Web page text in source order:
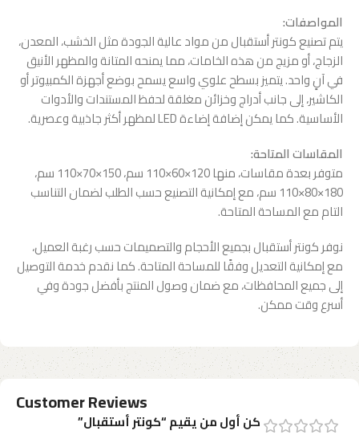
المواصفات:
يتم تصنيع كونتر أستقبال من مواد عالية الجودة مثل الخشب، المعدن،
الزجاج، أو مزيج من هذه الخامات، مما يمنحه المتانة والمظهر الأنيق
في آنٍ واحد. يتميز بسطح علوي واسع يسمح بوضع أجهزة الكمبيوتر أو
الكاشير، إلى جانب أدراج وخزائن مغلقة لحفظ المستندات والأدوات
الأساسية. كما يمكن إضافة إضاءة LED لمظهر أكثر جاذبية وعصرية.
المقاسات المتاحة:
متوفر بعدة مقاسات، منها 120×60×110 سم، 150×70×110 سم،
180×80×110 سم، مع إمكانية التصنيع حسب الطلب لضمان التناسب
التام مع المساحة المتاحة.
نوفر كونتر أستقبال بجميع الأحجام والتصميمات حسب رغبة العميل،
مع إمكانية التعديل وفقًا للمساحة المتاحة. كما نقدم خدمة التوصيل
إلى جميع المحافظات، مع ضمان وصول المنتج بأفضل جودة وفي
أسرع وقت ممكن.
Customer Reviews
كن أول من يقيم “كونتر أستقبال”